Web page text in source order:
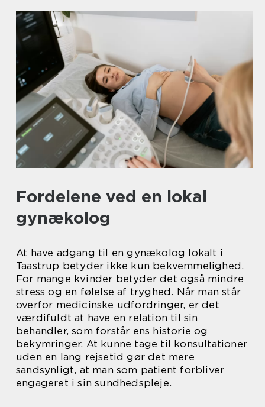
Fordelene ved en lokal
gynækolog
At have adgang til en gynækolog lokalt i
Taastrup betyder ikke kun bekvemmelighed.
For mange kvinder betyder det også mindre
stress og en følelse af tryghed. Når man står
overfor medicinske udfordringer, er det
værdifuldt at have en relation til sin
behandler, som forstår ens historie og
bekymringer. At kunne tage til konsultationer
uden en lang rejsetid gør det mere
sandsynligt, at man som patient forbliver
engageret i sin sundhedspleje.